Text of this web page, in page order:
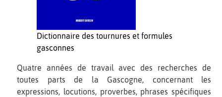
Dictionnaire des tournures et formules
gasconnes
Quatre années de travail avec des recherches de
toutes parts de la Gascogne, concernant les
expressions, locutions, proverbes, phrases spécifiques